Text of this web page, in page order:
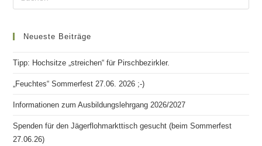
Neueste Beiträge
Tipp: Hochsitze „streichen“ für Pirschbezirkler.
„Feuchtes“ Sommerfest 27.06. 2026 ;-)
Informationen zum Ausbildungslehrgang 2026/2027
Spenden für den Jägerflohmarkttisch gesucht (beim Sommerfest
27.06.26)